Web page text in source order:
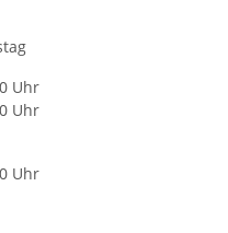
Uhr
Uhr
Uhr